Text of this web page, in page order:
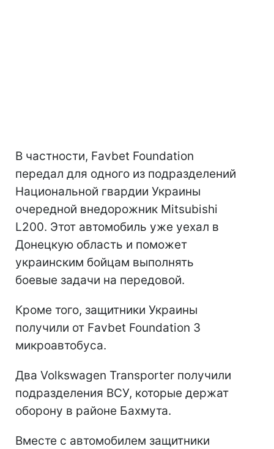
В частности, Favbet Foundation
передал для одного из подразделений
Национальной гвардии Украины
очередной внедорожник Mitsubishi
L200. Этот автомобиль уже уехал в
Донецкую область и поможет
украинским бойцам выполнять
боевые задачи на передовой.
Кроме того, защитники Украины
получили от Favbet Foundation 3
микроавтобуса.
Два Volkswagen Transporter получили
подразделения ВСУ, которые держат
оборону в районе Бахмута.
Вместе с автомобилем защитники